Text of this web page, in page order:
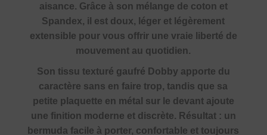
aisance. Grâce à son mélange de coton et
Spandex, il est doux, léger et légèrement
extensible pour vous offrir une vraie liberté de
mouvement au quotidien.
Son tissu texturé gaufré Dobby apporte du
caractère sans en faire trop, tandis que sa
petite plaquette en métal sur le devant ajoute
une finition moderne et discrète. Résultat : un
bermuda facile à porter, confortable et toujours